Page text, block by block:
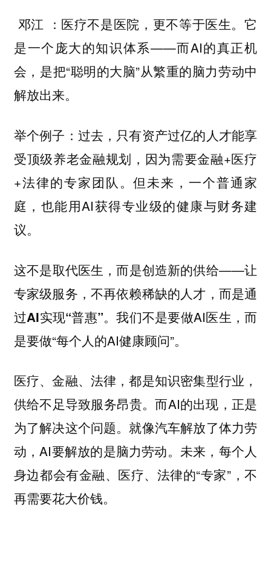
邓江 ： 医疗不是医院，更不等于医生。它
是一个庞大的知识体系——而AI的真正机
会，是把“聪明的大脑”从繁重的脑力劳动中
解放出来。
举个例子：过去，只有资产过亿的人才能享
受顶级养老金融规划，因为需要金融+医疗
+法律的专家团队。但未来，一个普通家
庭，也能用AI获得专业级的健康与财务建
议。
这不是取代医生，而是创造新的供给——让
专家级服务，不再依赖稀缺的人才，而是通
过AI实现“普惠”。我们不是要做AI医生，而
是要做“每个人的AI健康顾问”。
医疗、金融、法律，都是知识密集型行业，
供给不足导致服务昂贵。而AI的出现，正是
为了解决这个问题。就像汽车解放了体力劳
动，AI要解放的是脑力劳动。未来，每个人
身边都会有金融、医疗、法律的“专家”，不
再需要花大价钱。